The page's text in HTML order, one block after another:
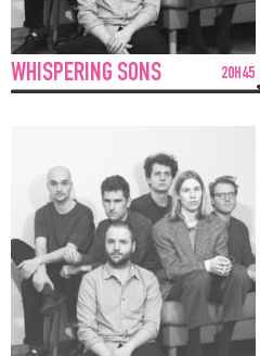
WHISPERING SONS 20H45